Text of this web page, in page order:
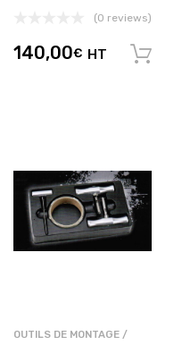
Ajouter au panier
(0 reviews)
140,00€ HT
OUTILS DE MONTAGE /